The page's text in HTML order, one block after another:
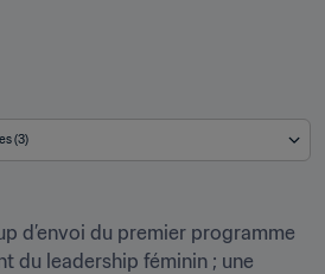
(3)
d’envoi du premier programme
du leadership féminin ; une